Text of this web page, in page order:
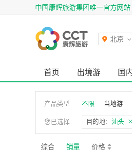
中国康辉旅游集团唯一官方网站
北京
首页 出境游 国
产品类型 不限 当地游
您已选择 目的地： 汕头
综合 销量 价格